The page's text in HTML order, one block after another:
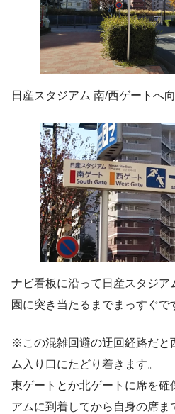
日産スタジアム 南/西ゲートへ
ナビ看板に沿って日産スタジア
園に突き当たるまでまっすぐで
※この混雑回避の迂回経路だと
ム入り口にたどり着きます。
東ゲートとか北ゲートに席を確
アムに到着してから自身の席